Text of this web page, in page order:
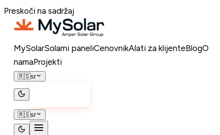
Preskoči na sadržaj
MySolarSolarni paneliCenovnikAlati za klijenteBlogO
namaProjekti
🇷🇸sr
🇷🇸sr